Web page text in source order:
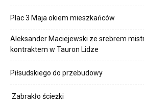
Plac 3 Maja okiem mieszkańców
Aleksander Maciejewski ze srebrem
kontraktem w Tauron Lidze
Piłsudskiego do przebudowy
Zabrakło ścieżki